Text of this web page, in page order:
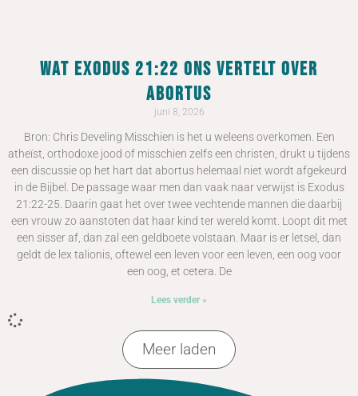
Wat Exodus 21:22 ons vertelt over
abortus
juni 8, 2026
Bron: Chris Develing Misschien is het u weleens overkomen. Een
atheïst, orthodoxe jood of misschien zelfs een christen, drukt u tijdens
een discussie op het hart dat abortus helemaal niet wordt afgekeurd
in de Bijbel. De passage waar men dan vaak naar verwijst is Exodus
21:22-25. Daarin gaat het over twee vechtende mannen die daarbij
een vrouw zo aanstoten dat haar kind ter wereld komt. Loopt dit met
een sisser af, dan zal een geldboete volstaan. Maar is er letsel, dan
geldt de lex talionis, oftewel een leven voor een leven, een oog voor
een oog, et cetera. De
Lees verder »
Meer laden